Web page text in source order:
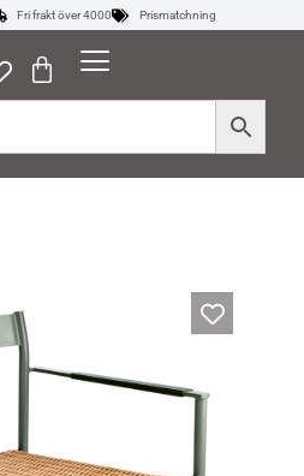
Fri frakt över 4000 Prismatchning